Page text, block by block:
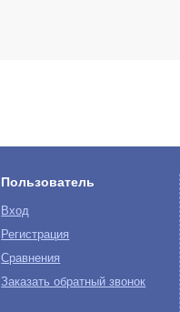
Пользователь
Вход
Регистрация
Сравнения
Заказать обратный звонок